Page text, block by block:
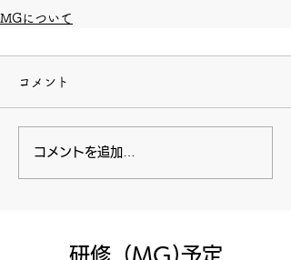
MGについて
コメント
コメントを追加…
​研修（MG)予定